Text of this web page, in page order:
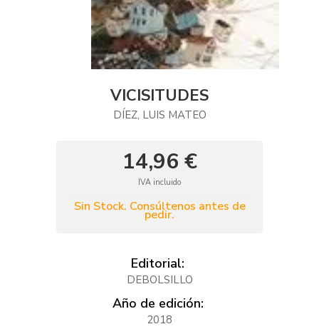
VICISITUDES
DÍEZ, LUIS MATEO
14,96 €
IVA incluido
Sin Stock. Consúltenos antes de
pedir.
Editorial:
DEBOLSILLO
Año de edición:
2018